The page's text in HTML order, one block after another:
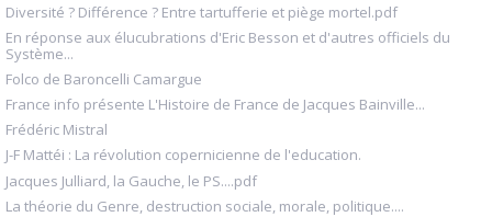
Diversité ? Différence ? Entre tartufferie et piège mortel.pdf
En réponse aux élucubrations d'Eric Besson et d'autres officiels du
Système...
Folco de Baroncelli Camargue
France info présente L'Histoire de France de Jacques Bainville...
Frédéric Mistral
J-F Mattéi : La révolution copernicienne de l'education.
Jacques Julliard, la Gauche, le PS....pdf
La théorie du Genre, destruction sociale, morale, politique....